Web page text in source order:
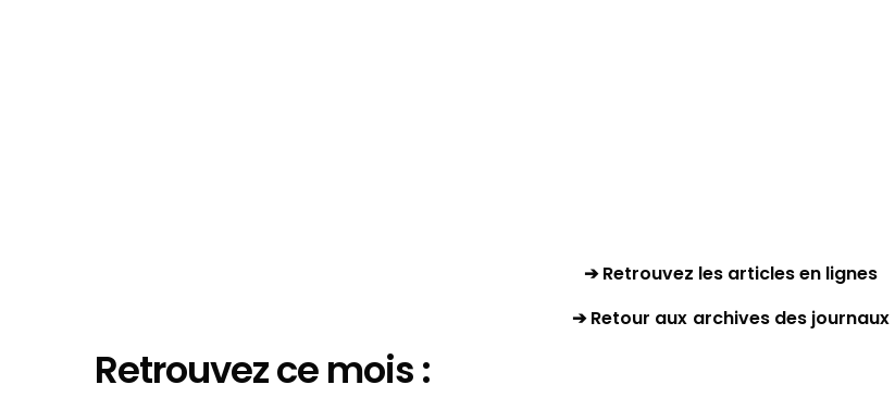
➔ Retrouvez les articles en lignes
➔ Retour aux archives des journaux
Retrouvez ce mois :